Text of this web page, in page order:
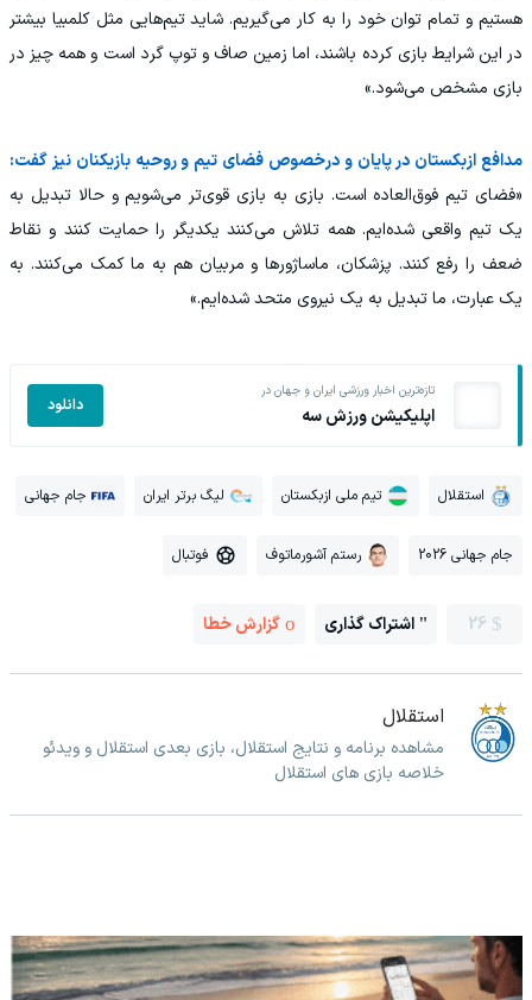
هستیم و تمام توان خود را به کار می‌گیریم. شاید تیم‌هایی مثل کلمبیا بیشتر
در این شرایط بازی کرده باشند، اما زمین صاف و توپ گرد است و همه چیز در
بازی مشخص می‌شود.»
مدافع ازبکستان در پایان و درخصوص فضای تیم و روحیه بازیکنان نیز گفت:
«فضای تیم فوق‌العاده است. بازی به بازی قوی‌تر می‌شویم و حالا تبدیل به
یک تیم واقعی شده‌ایم. همه تلاش می‌کنند یکدیگر را حمایت کنند و نقاط
ضعف را رفع کنند. پزشکان، ماساژورها و مربیان هم به ما کمک می‌کنند. به
یک عبارت، ما تبدیل به یک نیروی متحد شده‌ایم.»
تازه‌ترین اخبار ورزشی ایران و جهان در
اپلیکیشن ورزش سه دانلود
استقلال تیم ملی ازبکستان لیگ برتر ایران جام جهانی
جام جهانی 2026 رستم آشورماتوف فوتبال
26 اشتراک گذاری گزارش خطا
استقلال
مشاهده برنامه و نتایج استقلال، بازی بعدی استقلال و ویدئو
خلاصه بازی های استقلال